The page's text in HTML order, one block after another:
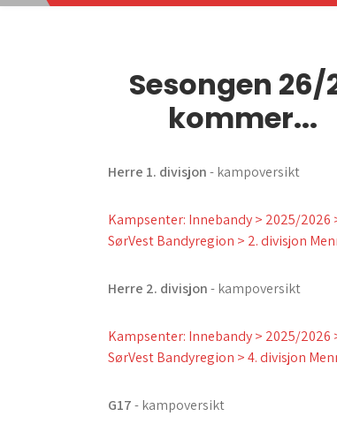
Sesongen 26/
kommer...
Herre 1. divisjon- kampoversikt
Kampsenter: Innebandy > 2025/2026
SørVest Bandyregion > 2. divisjon
Herre 2. divisjon- kampoversikt
Kampsenter: Innebandy > 2025/2026
SørVest Bandyregion > 4. divisjon
G17- kampoversikt